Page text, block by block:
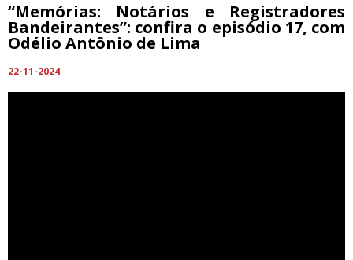
“Memórias: Notários e Registradores
Bandeirantes”: confira o episódio 17, com
Odélio Antônio de Lima
22-11-2024